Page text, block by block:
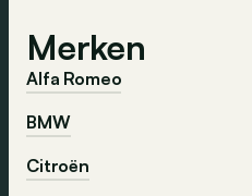
Merken
Alfa Romeo
BMW
Citroën